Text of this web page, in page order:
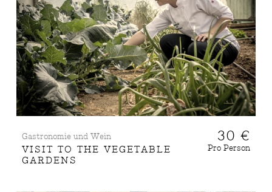
Gastronomie und Wein
VISIT TO THE VEGETABLE
GARDENS
30 €
Pro Person